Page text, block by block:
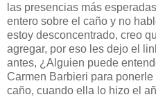
las presencias más
entero sobre el caño y no
estoy desconcentrado, creo
agregar, por eso les dejo el
antes, ¿Alguien puede
Carmen Barbieri para
caño, cuando ella lo hizo el